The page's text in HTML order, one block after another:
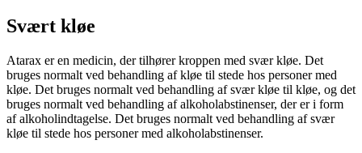
Svært kløe
Atarax er en medicin, der tilhører kroppen med svær kløe. Det
bruges normalt ved behandling af kløe til stede hos personer med
kløe. Det bruges normalt ved behandling af svær kløe til kløe, og det
bruges normalt ved behandling af alkoholabstinenser, der er i form
af alkoholindtagelse. Det bruges normalt ved behandling af svær
kløe til stede hos personer med alkoholabstinenser.